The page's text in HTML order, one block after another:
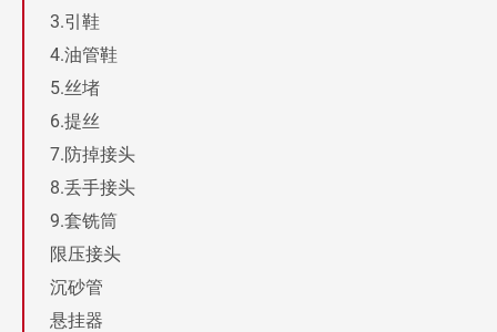
引鞋
油管鞋
丝堵
提丝
防掉接头
丢手接头
套铣筒
限压接头
沉砂管
悬挂器